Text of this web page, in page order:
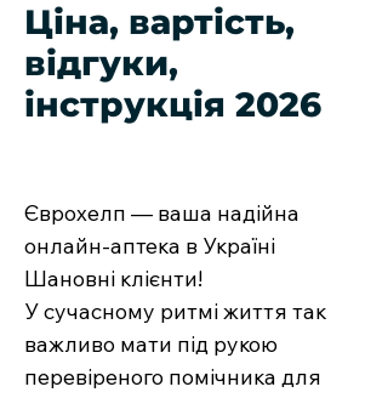
Ціна, вартість,
відгуки,
інструкція 2026
Єврохелп — ваша надійна
онлайн-аптека в Україні
Шановні клієнти!
У сучасному ритмі життя так
важливо мати під рукою
перевіреного помічника для